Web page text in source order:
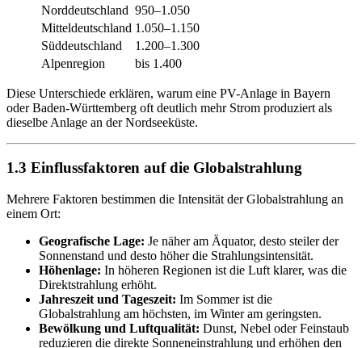
Norddeutschland 950–1.050
Mitteldeutschland 1.050–1.150
Süddeutschland
1.200–1.300
Alpenregion
bis 1.400
Diese Unterschiede erklären, warum eine PV-Anlage in Bayern
oder Baden-Württemberg oft deutlich mehr Strom produziert als
dieselbe Anlage an der Nordseeküste.
1.3 Einflussfaktoren auf die Globalstrahlung
Mehrere Faktoren bestimmen die Intensität der Globalstrahlung an
einem Ort:
Geografische Lage: Je näher am Äquator, desto steiler der
Sonnenstand und desto höher die Strahlungsintensität.
Höhenlage: In höheren Regionen ist die Luft klarer, was die
Direktstrahlung erhöht.
Jahreszeit und Tageszeit: Im Sommer ist die
Globalstrahlung am höchsten, im Winter am geringsten.
Bewölkung und Luftqualität: Dunst, Nebel oder Feinstaub
reduzieren die direkte Sonneneinstrahlung und erhöhen den